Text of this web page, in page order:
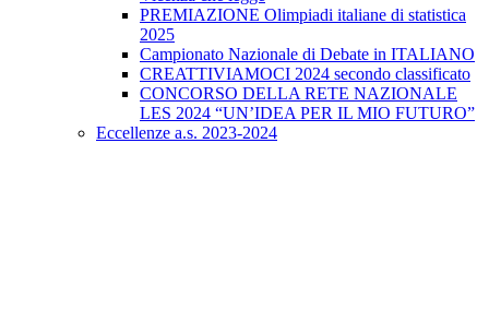
PREMIAZIONE Olimpiadi italiane di statistica
2025
Campionato Nazionale di Debate in ITALIANO
CREATTIVIAMOCI 2024 secondo classificato
CONCORSO DELLA RETE NAZIONALE
LES 2024 “UN’IDEA PER IL MIO FUTURO”
Eccellenze a.s. 2023-2024